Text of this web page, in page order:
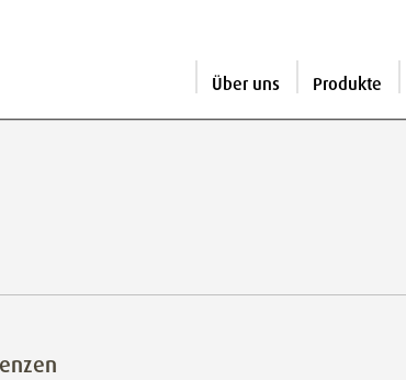
Über uns Produkte